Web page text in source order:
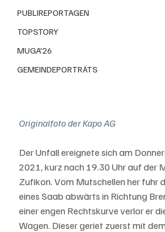
PUBLIREPORTAGEN
TOPSTORY
MUGA'26
GEMEINDEPORTRÄTS
Originalfoto der Kapo AG
Der Unfall ereignete sich am
2021, kurz nach 19.30 Uhr auf der
Zufikon. Vom Mutschellen her fuhr
eines Saab abwärts in Richtung
einer engen Rechtskurve verlor er
Wagen. Dieser geriet zuerst mit